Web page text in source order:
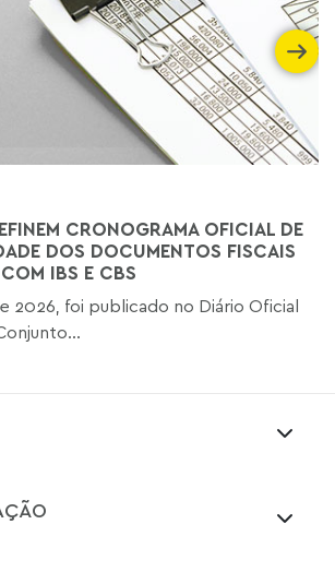
CRONOGRAMA OFICIAL DE
DOS DOCUMENTOS FISCAIS
IBS E CBS
2026, foi publicado no Diário Oficial